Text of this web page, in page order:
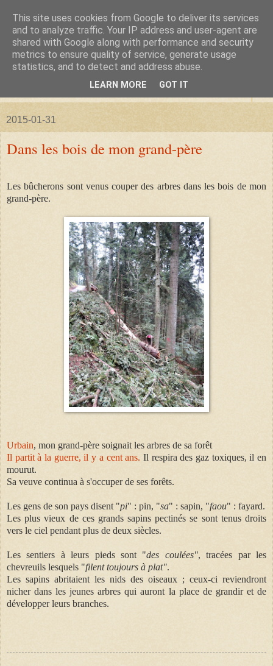
La forêt de Briqueloup
"Nous deviendrons des histoires pour nos enfants"
2015-01-31
Dans les bois de mon grand-père
Les bûcherons sont venus couper des arbres dans les bois de mon
grand-père.
Urbain, mon grand-père soignait les arbres de sa forêt
Il partit à la guerre, il y a cent ans. Il respira des gaz toxiques, il en
mourut.
Sa veuve continua à s'occuper de ses forêts.
Les gens de son pays disent "pi" : pin, "sa" : sapin, "faou" : fayard.
Les plus vieux de ces grands sapins pectinés se sont tenus droits
vers le ciel pendant plus de deux siècles.
Les sentiers à leurs pieds sont "des coulées", tracées par les
chevreuils lesquels "filent toujours à plat".
Les sapins abritaient les nids des oiseaux ; ceux-ci reviendront
nicher dans les jeunes arbres qui auront la place de grandir et de
développer leurs branches.
This site uses cookies from Google to deliver its services
and to analyze traffic. Your IP address and user-agent are
shared with Google along with performance and security
metrics to ensure quality of service, generate usage
statistics, and to detect and address abuse.
LEARN MORE GOT IT